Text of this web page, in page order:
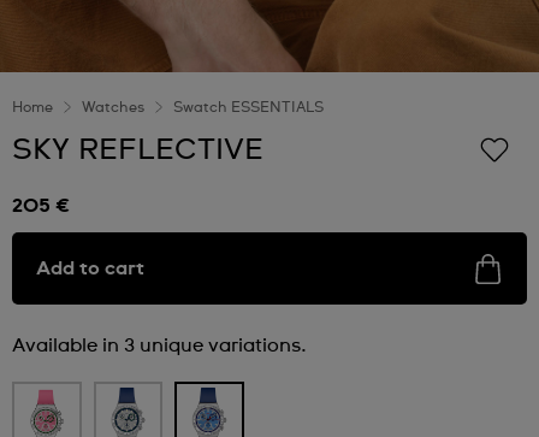
Home Watches Swatch ESSENTIALS
SKY REFLECTIVE
205 €
Add to cart
Available in 3 unique variations.